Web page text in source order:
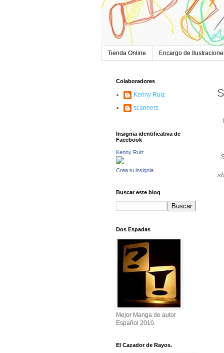
Tienda Online Encargo de
Colaboradores
Kenny Ruiz
scanners
Insignia identificativa de
Facebook
Kenny Ruiz
Crea tu insignia
Buscar este blog
Dos Espadas
Mejor Manga de autor
Español 2010.
El Cazador de Rayos.